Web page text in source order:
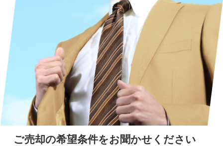
ご売却の希望条件をお聞かせください